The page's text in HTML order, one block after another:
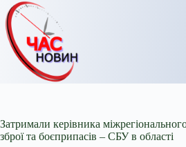
Перейти
до
вмісту
Затримали керівника
зброї та боєприпасів – СБУ в області